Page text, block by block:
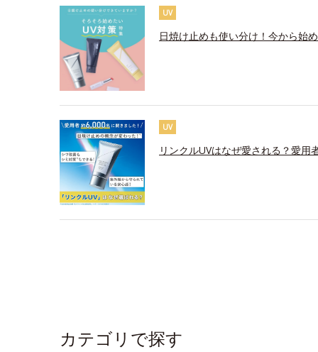
UV
日焼け止めも使い分け！今から始
UV
リンクルUVはなぜ愛される？愛
カテゴリで探す